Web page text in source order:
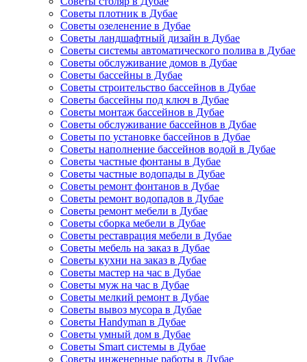
Советы плотник в Дубае
Советы озеленение в Дубае
Советы ландшафтный дизайн в Дубае
Советы системы автоматического полива в Дубае
Советы обслуживание домов в Дубае
Советы бассейны в Дубае
Советы строительство бассейнов в Дубае
Советы бассейны под ключ в Дубае
Советы монтаж бассейнов в Дубае
Советы обслуживание бассейнов в Дубае
Советы по установке бассейнов в Дубае
Советы наполнение бассейнов водой в Дубае
Советы частные фонтаны в Дубае
Советы частные водопады в Дубае
Советы ремонт фонтанов в Дубае
Советы ремонт водопадов в Дубае
Советы ремонт мебели в Дубае
Советы сборка мебели в Дубае
Советы реставрация мебели в Дубае
Советы мебель на заказ в Дубае
Советы кухни на заказ в Дубае
Советы мастер на час в Дубае
Советы муж на час в Дубае
Советы мелкий ремонт в Дубае
Советы вывоз мусора в Дубае
Советы Handyman в Дубае
Советы умный дом в Дубае
Советы Smart системы в Дубае
Советы инженерные работы в Дубае